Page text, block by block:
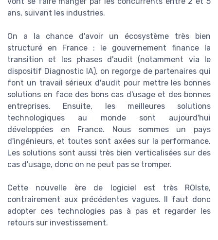
ans, suivant les industries.
On a la chance d'avoir un écosystème très bien
structuré en France : le gouvernement finance la
transition et les phases d'audit (notamment via le
dispositif Diagnostic IA), on regorge de partenaires qui
font un travail sérieux d'audit pour mettre les bonnes
solutions en face des bons cas d'usage et des bonnes
entreprises. Ensuite, les meilleures solutions
technologiques au monde sont aujourd'hui
développées en France. Nous sommes un pays
d'ingénieurs, et toutes sont axées sur la performance.
Les solutions sont aussi très bien verticalisées sur des
cas d'usage, donc on ne peut pas se tromper.
Cette nouvelle ère de logiciel est très ROIste,
contrairement aux précédentes vagues. Il faut donc
adopter ces technologies pas à pas et regarder les
retours sur investissement.